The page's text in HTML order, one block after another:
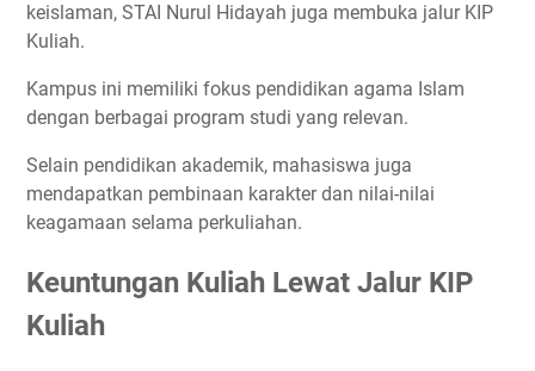
keislaman, STAI Nurul Hidayah juga membuka jalur KIP
Kuliah.
Kampus ini memiliki fokus pendidikan agama Islam
dengan berbagai program studi yang relevan.
Selain pendidikan akademik, mahasiswa juga
mendapatkan pembinaan karakter dan nilai-nilai
keagamaan selama perkuliahan.
Keuntungan Kuliah Lewat Jalur KIP
Kuliah